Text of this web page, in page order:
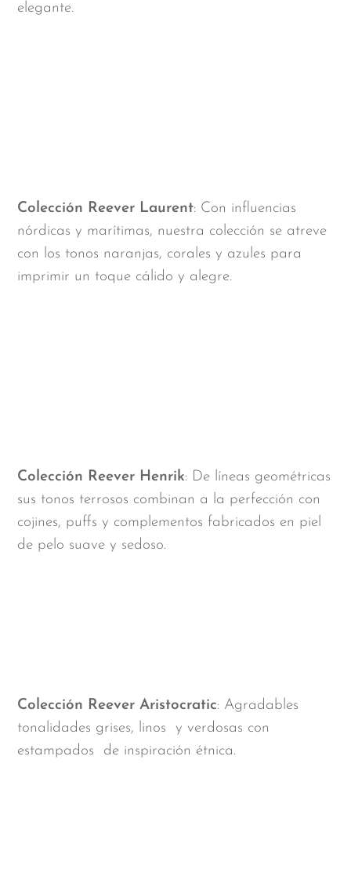
elegante.
Colección Reever Laurent: Con influencias
nórdicas y marítimas, nuestra colección se atreve
con los tonos naranjas, corales y azules para
imprimir un toque cálido y alegre.
Colección Reever Henrik: De líneas geométricas
sus tonos terrosos combinan a la perfección con
cojines, puffs y complementos fabricados en piel
de pelo suave y sedoso.
Colección Reever Aristocratic: Agradables
tonalidades grises, linos y verdosas con
estampados de inspiración étnica.